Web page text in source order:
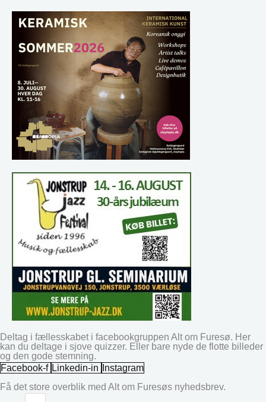
Deltag i fællesskabet i facebookgruppen Alt om Furesø. Her
kan du deltage i sjove quizzer. Eller bare nyde de flotte billeder
og den gode stemning.
Facebook-f Linkedin-in
Instagram
Få det store overblik med Alt om Furesøs nyhedsbrev.